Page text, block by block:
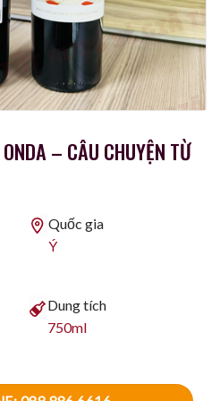
– CÂU CHUYỆN TỪ
Quốc gia
Ý
Dung tích
750ml